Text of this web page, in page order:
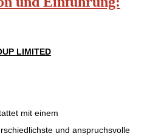
LIMITED
mit einem
und anspruchsvolle